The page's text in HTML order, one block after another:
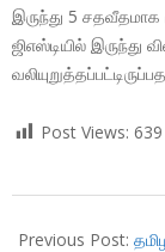
இருந்து 5 சதவீதமாக
ஜிஎஸ்டியில் இருந்து
Post Views: 639
01-
Previous Post: